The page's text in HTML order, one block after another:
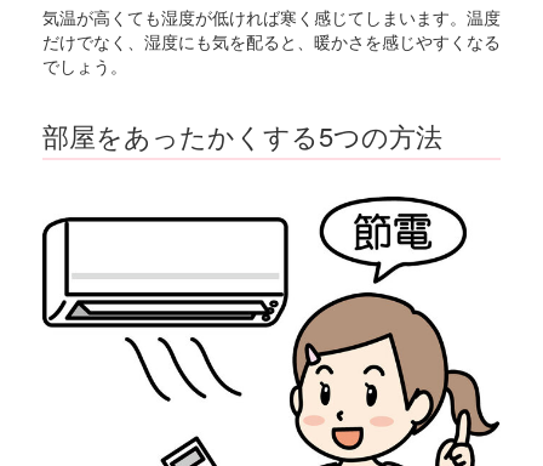
気温が高くても湿度が低ければ寒く感じてしまいます。温度
だけでなく、湿度にも気を配ると、暖かさを感じやすくなる
でしょう。
部屋をあったかくする5つの方法